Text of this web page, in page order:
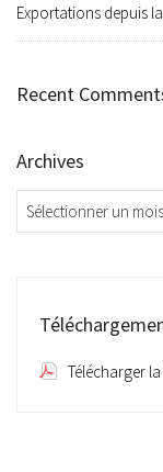
Exportations depuis
Recent
Archives
Archives
Télécharger